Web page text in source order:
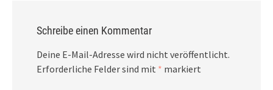
Schreibe einen Kommentar
Deine E-Mail-Adresse wird nicht veröffentlicht.
Erforderliche Felder sind mit * markiert